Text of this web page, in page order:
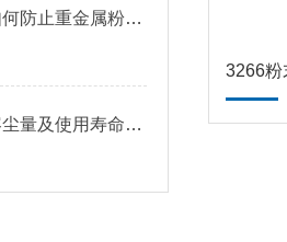
蓄电池除尘滤芯如何防止重金属粉尘外溢？
赫尔除尘滤芯的容尘量及使用寿命实验数据
3266粉